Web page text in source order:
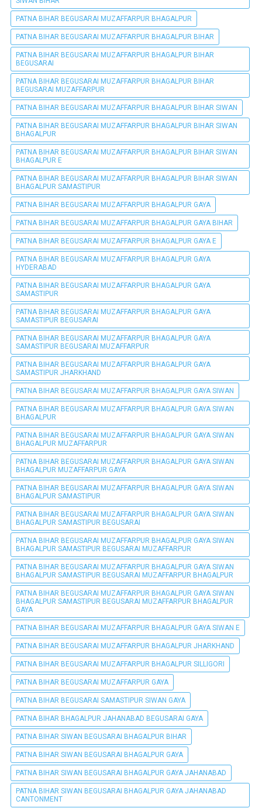
PATNA BIHAR BEGUSARAI MUZAFFARPUR BHAGALPUR
PATNA BIHAR BEGUSARAI MUZAFFARPUR BHAGALPUR BIHAR
PATNA BIHAR BEGUSARAI MUZAFFARPUR BHAGALPUR BIHAR
BEGUSARAI
PATNA BIHAR BEGUSARAI MUZAFFARPUR BHAGALPUR BIHAR
BEGUSARAI MUZAFFARPUR
PATNA BIHAR BEGUSARAI MUZAFFARPUR BHAGALPUR BIHAR SIWAN
PATNA BIHAR BEGUSARAI MUZAFFARPUR BHAGALPUR BIHAR SIWAN
BHAGALPUR
PATNA BIHAR BEGUSARAI MUZAFFARPUR BHAGALPUR BIHAR SIWAN
BHAGALPUR E
PATNA BIHAR BEGUSARAI MUZAFFARPUR BHAGALPUR BIHAR SIWAN
BHAGALPUR SAMASTIPUR
PATNA BIHAR BEGUSARAI MUZAFFARPUR BHAGALPUR GAYA
PATNA BIHAR BEGUSARAI MUZAFFARPUR BHAGALPUR GAYA BIHAR
PATNA BIHAR BEGUSARAI MUZAFFARPUR BHAGALPUR GAYA E
PATNA BIHAR BEGUSARAI MUZAFFARPUR BHAGALPUR GAYA
HYDERABAD
PATNA BIHAR BEGUSARAI MUZAFFARPUR BHAGALPUR GAYA
SAMASTIPUR
PATNA BIHAR BEGUSARAI MUZAFFARPUR BHAGALPUR GAYA
SAMASTIPUR BEGUSARAI
PATNA BIHAR BEGUSARAI MUZAFFARPUR BHAGALPUR GAYA
SAMASTIPUR BEGUSARAI MUZAFFARPUR
PATNA BIHAR BEGUSARAI MUZAFFARPUR BHAGALPUR GAYA
SAMASTIPUR JHARKHAND
PATNA BIHAR BEGUSARAI MUZAFFARPUR BHAGALPUR GAYA SIWAN
PATNA BIHAR BEGUSARAI MUZAFFARPUR BHAGALPUR GAYA SIWAN
BHAGALPUR
PATNA BIHAR BEGUSARAI MUZAFFARPUR BHAGALPUR GAYA SIWAN
BHAGALPUR MUZAFFARPUR
PATNA BIHAR BEGUSARAI MUZAFFARPUR BHAGALPUR GAYA SIWAN
BHAGALPUR MUZAFFARPUR GAYA
PATNA BIHAR BEGUSARAI MUZAFFARPUR BHAGALPUR GAYA SIWAN
BHAGALPUR SAMASTIPUR
PATNA BIHAR BEGUSARAI MUZAFFARPUR BHAGALPUR GAYA SIWAN
BHAGALPUR SAMASTIPUR BEGUSARAI
PATNA BIHAR BEGUSARAI MUZAFFARPUR BHAGALPUR GAYA SIWAN
BHAGALPUR SAMASTIPUR BEGUSARAI MUZAFFARPUR
PATNA BIHAR BEGUSARAI MUZAFFARPUR BHAGALPUR GAYA SIWAN
BHAGALPUR SAMASTIPUR BEGUSARAI MUZAFFARPUR BHAGALPUR
PATNA BIHAR BEGUSARAI MUZAFFARPUR BHAGALPUR GAYA SIWAN
BHAGALPUR SAMASTIPUR BEGUSARAI MUZAFFARPUR BHAGALPUR
GAYA
PATNA BIHAR BEGUSARAI MUZAFFARPUR BHAGALPUR GAYA SIWAN E
PATNA BIHAR BEGUSARAI MUZAFFARPUR BHAGALPUR JHARKHAND
PATNA BIHAR BEGUSARAI MUZAFFARPUR BHAGALPUR SILLIGORI
PATNA BIHAR BEGUSARAI MUZAFFARPUR GAYA
PATNA BIHAR BEGUSARAI SAMASTIPUR SIWAN GAYA
PATNA BIHAR BHAGALPUR JAHANABAD BEGUSARAI GAYA
PATNA BIHAR SIWAN BEGUSARAI BHAGALPUR BIHAR
PATNA BIHAR SIWAN BEGUSARAI BHAGALPUR GAYA
PATNA BIHAR SIWAN BEGUSARAI BHAGALPUR GAYA JAHANABAD
PATNA BIHAR SIWAN BEGUSARAI BHAGALPUR GAYA JAHANABAD
CANTONMENT